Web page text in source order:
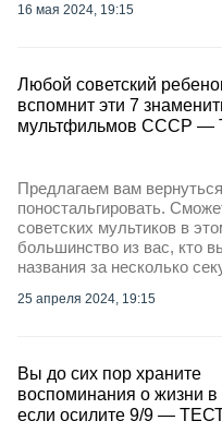
16 мая 2024, 19:15
Любой советский
вспомнит эти 7
мультфильмов СССР —
Предлагаем вам
поностальгировать.
советских мультиков в
большинство из вас, кто
названия за несколько
25 апреля 2024, 19:15
Вы до сих пор храните
воспоминания о жизни
если осилите 9/9 —